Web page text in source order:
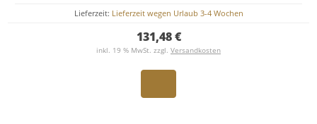
Lieferzeit: Lieferzeit wegen Urlaub 3-4 Wochen
131,48 €
inkl. 19 % MwSt. zzgl. Versandkosten